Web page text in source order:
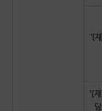
'[
'[